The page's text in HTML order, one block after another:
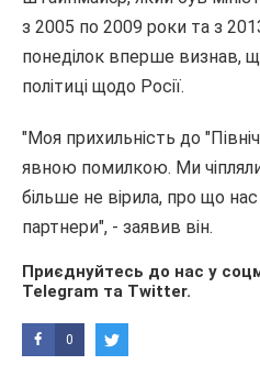
з 2005 по 2009 роки та з
понеділок вперше визнав,
політиці щодо Росії.
"Моя прихильність до
явною помилкою. Ми
більше не вірила, про що
партнери", - заявив він.
Приєднуйтесь до нас у
Telegram та Twitter.
0